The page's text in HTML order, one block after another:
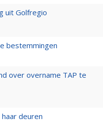
uit Golfregio
bestemmingen
over overname TAP te
deuren